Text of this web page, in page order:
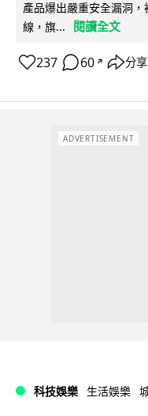
產品爆出嚴重安全漏洞
線，旗...
閱讀全文
237 60 ↗ 分享
ADVERTISEMENT
科技娛樂 生活娛樂